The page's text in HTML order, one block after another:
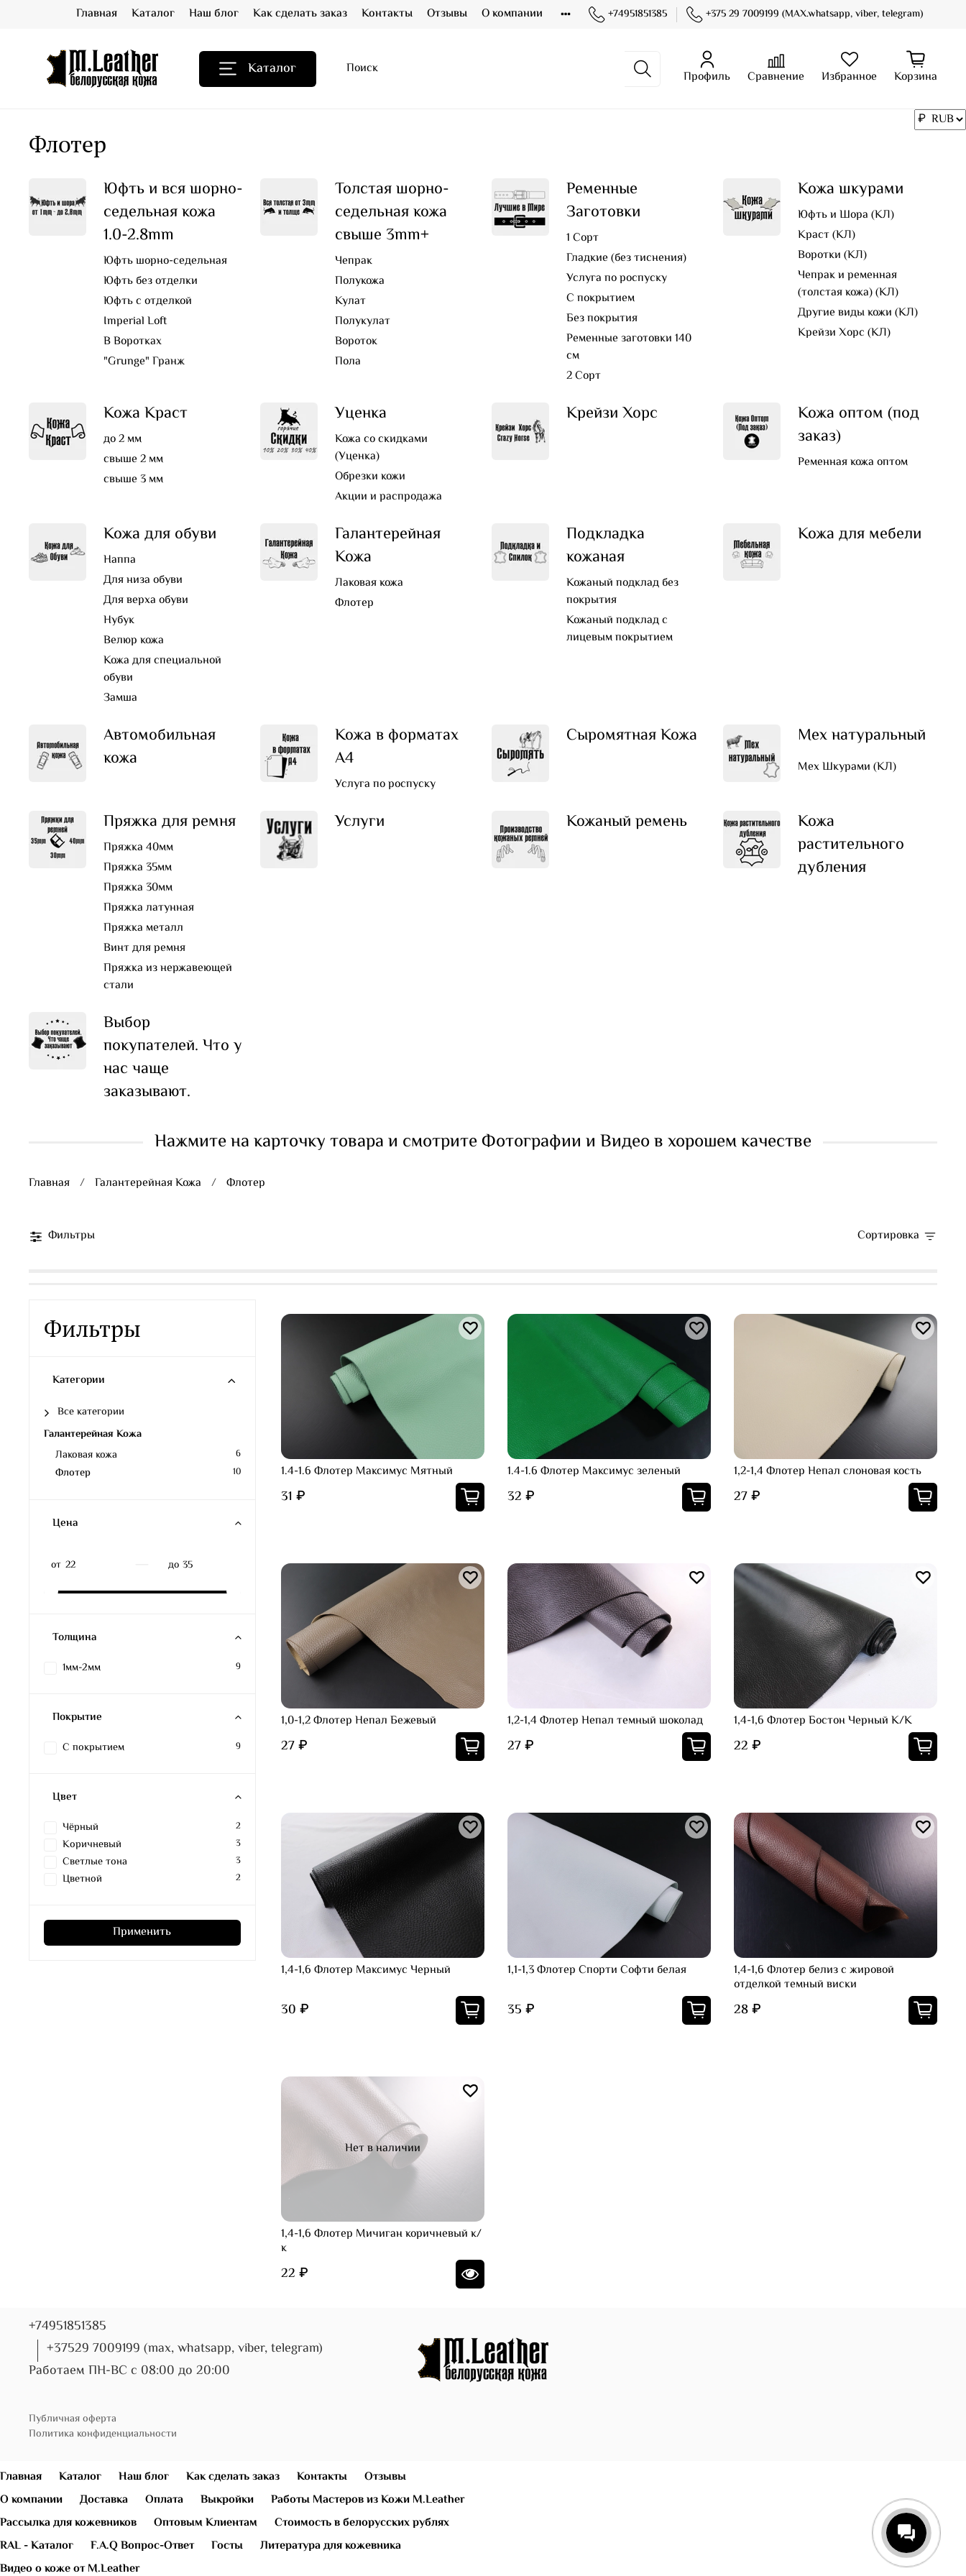
Главная Каталог Наш блог Как сделать заказ Контакты Отзывы О компании +74951851385 +375 29 7009199 (MAX.whatsapp, viber, telegram)
Каталог Профиль Сравнение Избранное Корзина
Флотер
Юфть и вся шорно-
седельная кожа
1.0-2.8mm
Юфть шорно-седельная
Юфть без отделки
Юфть с отделкой
Imperial Loft
В Воротках
"Grunge" Гранж
Толстая шорно-
седельная кожа
свыше 3mm+
Чепрак
Полукожа
Кулат
Полукулат
Вороток
Пола
Ременные
Заготовки
1 Сорт
Гладкие (без тиснения)
Услуга по роспуску
С покрытием
Без покрытия
Ременные заготовки 140
см
2 Сорт
Кожа шкурами
Юфть и Шора (КЛ)
Краст (КЛ)
Воротки (КЛ)
Чепрак и ременная
(толстая кожа) (КЛ)
Другие виды кожи (КЛ)
Крейзи Хорс (КЛ)
Кожа Краст
до 2 мм
свыше 2 мм
свыше 3 мм
Уценка
Кожа со скидками
(Уценка)
Обрезки кожи
Акции и распродажа
Крейзи Хорс
Кожа оптом (под
заказ)
Ременная кожа оптом
Кожа для обуви
Наппа
Для низа обуви
Для верха обуви
Нубук
Велюр кожа
Кожа для специальной
обуви
Замша
Галантерейная
Кожа
Лаковая кожа
Флотер
Подкладка
кожаная
Кожаный подклад без
покрытия
Кожаный подклад с
лицевым покрытием
Кожа для мебели
Автомобильная
кожа
Кожа в форматах
А4
Услуга по роспуску
Сыромятная Кожа Мех натуральный
Мех Шкурами (КЛ)
Пряжка для ремня
Пряжка 40мм
Пряжка 35мм
Пряжка 30мм
Пряжка латунная
Пряжка металл
Винт для ремня
Пряжка из нержавеющей
стали
Услуги Кожаный ремень
Кожа
растительного
дубления
Выбор
покупателей. Что у
нас чаще
заказывают.
Нажмите на карточку товара и смотрите Фотографии и Видео в хорошем качестве
Главная Галантерейная Кожа Флотер
Фильтры Сортировка
1.4-1.6 Флотер Максимус Мятный
31 ₽
1.4-1.6 Флотер Максимус зеленый
32 ₽
1,2-1,4 Флотер Непал слоновая кость
27 ₽
1,0-1,2 Флотер Непал Бежевый
27 ₽
1,2-1,4 Флотер Непал темный шоколад
27 ₽
1,4-1,6 Флотер Бостон Черный К/К
22 ₽
1,4-1,6 Флотер Максимус Черный
30 ₽
1,1-1,3 Флотер Спорти Софти белая
35 ₽
1,4-1,6 Флотер белиз с жировой
отделкой темный виски
28 ₽
Нет в наличии
1,4-1,6 Флотер Мичиган коричневый к/
к
22 ₽
Фильтры
Категории
Все категории
Галантерейная Кожа
Лаковая кожа
6
Флотер 10
Цена
от до
Толщина
1мм-2мм
9
Покрытие
С покрытием
9
Цвет
Чёрный
2
Коричневый 3
Светлые тона 3
Цветной 2
Применить
+74951851385
+37529 7009199 (max, whatsapp, viber, telegram)
Работаем ПН-ВС с 08:00 до 20:00
Публичная оферта
Политика конфиденциальности
Главная Каталог Наш блог Как сделать заказ Контакты
Отзывы
О компании
Доставка Оплата Выкройки
Работы Мастеров из Кожи M.Leather
Рассылка для кожевников
Оптовым Клиентам
Стоимость в белорусских рублях
RAL - Каталог
F.A.Q Вопрос-Ответ Госты
Литература для кожевника
Видео о коже от M.Leather